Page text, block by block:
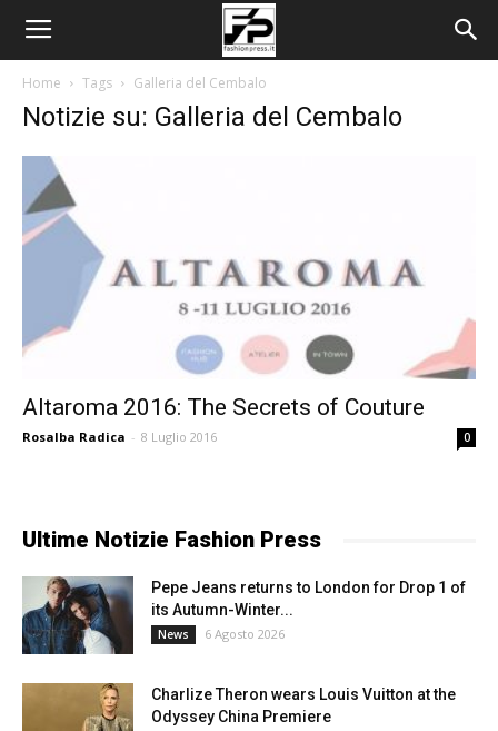
Home Tags Galleria del Cembalo
Notizie su: Galleria del Cembalo
Altaroma 2016: The Secrets of Couture
Rosalba Radica - 8 Luglio 2016 0
Ultime Notizie Fashion Press
Pepe Jeans returns to London for Drop 1 of
its Autumn-Winter...
News 6 Agosto 2026
Charlize Theron wears Louis Vuitton at the
Odyssey China Premiere